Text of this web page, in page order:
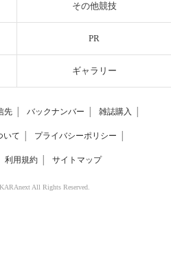
その他競技
PR
ギャラリー
先 バックナンバー 雑誌購入
いて プライバシーポリシー
利用規約 サイトマップ
All Rights Reserved.